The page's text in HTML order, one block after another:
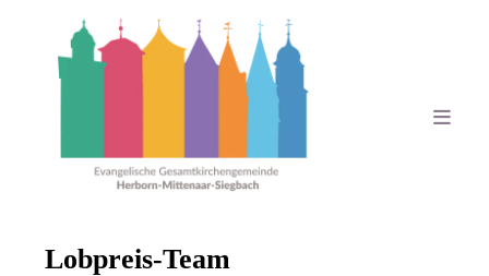
Lobpreis-Team